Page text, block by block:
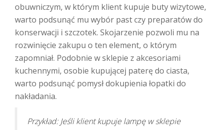
obuwniczym, w którym klient kupuje buty wizytowe,
warto podsunąć mu wybór past czy preparatów do
konserwacji i szczotek. Skojarzenie pozwoli mu na
rozwinięcie zakupu o ten element, o którym
zapomniał. Podobnie w sklepie z akcesoriami
kuchennymi, osobie kupującej paterę do ciasta,
warto podsunąć pomysł dokupienia łopatki do
nakładania.
Przykład: Jeśli klient kupuje lampę w sklepie